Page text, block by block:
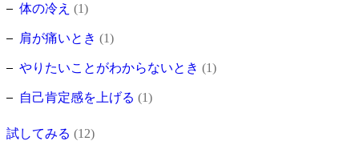
体の冷え (1)
肩が痛いとき (1)
やりたいことがわからないとき (1)
自己肯定感を上げる (1)
試してみる (12)